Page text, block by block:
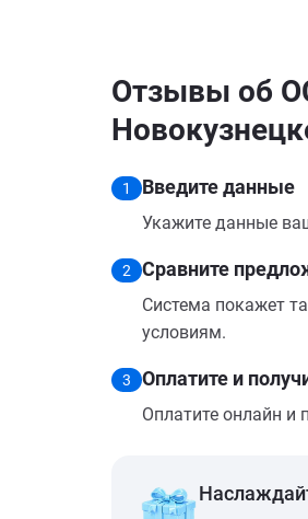
Отзывы об
1 Введите данные
Укажите данные
2 Сравните
Система покажет
условиям.
3 Оплатите и
Оплатите онлайн и